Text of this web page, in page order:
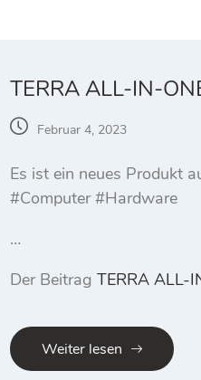
TERRA ALL-IN-
Februar 4, 2023
Es ist ein neues Produkt
#Computer #Hardware
…
Der Beitrag TERRA ALL-
Weiter lesen